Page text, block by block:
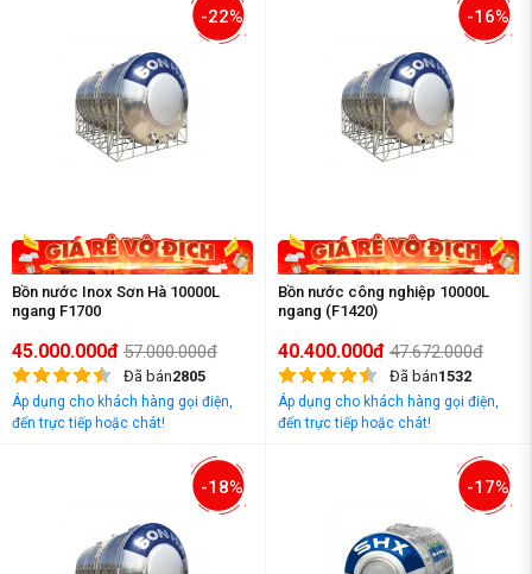
-22%
Bồn nước Inox Sơn Hà 10000L
ngang F1700
45.000.000đ 57.000.000đ
Đã bán2805
Áp dụng cho khách hàng gọi điện,
đến trực tiếp hoặc chát!
-16%
Bồn nước công nghiệp 10000L
ngang (F1420)
40.400.000đ 47.672.000đ
Đã bán1532
Áp dụng cho khách hàng gọi điện,
đến trực tiếp hoặc chát!
-18% -17%